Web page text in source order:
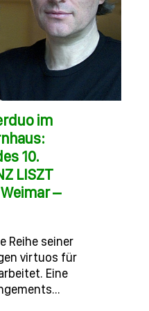
im
10.
LISZT
–
Reihe seiner
virtuos für
Eine